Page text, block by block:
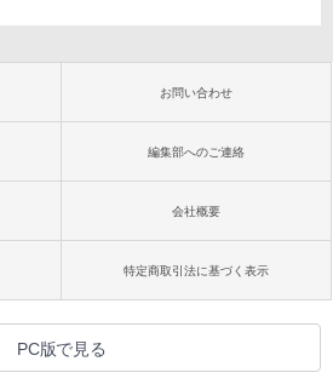
お問い合わせ
編集部へのご連絡
会社概要
特定商取引法に基づく表示
PC版で見る